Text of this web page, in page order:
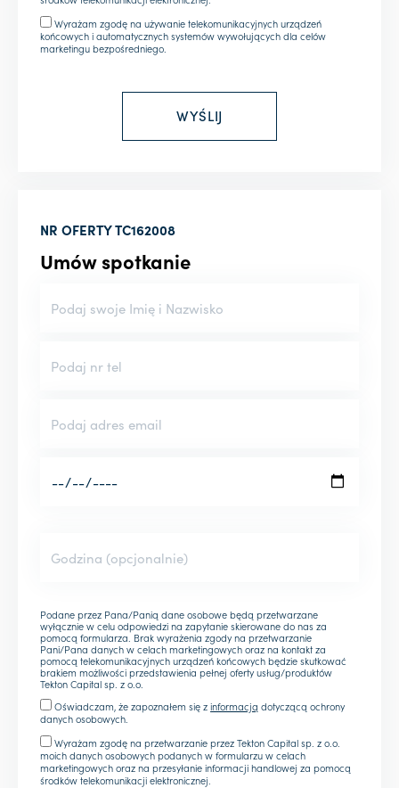
Wyrażam zgodę na używanie telekomunikacyjnych urządzeń
końcowych i automatycznych systemów wywołujących dla celów
marketingu bezpośredniego.
NR OFERTYTC162008
Umów spotkanie
Podane przez Pana/Panią dane osobowe będą przetwarzane
wyłącznie w celu odpowiedzi na zapytanie skierowane do nas za
pomocą formularza. Brak wyrażenia zgody na przetwarzanie
Pani/Pana danych w celach marketingowych oraz na kontakt za
pomocą telekomunikacyjnych urządzeń końcowych będzie skutkować
brakiem możliwości przedstawienia pełnej oferty usług/produktów
Tekton Capital sp. z o.o.
Oświadczam, że zapoznałem się zinformacją dotyczącą ochrony
danych osobowych.
Wyrażam zgodę na przetwarzanie przez Tekton Capital sp. z o.o.
moich danych osobowych podanych w formularzu w celach
marketingowych oraz na przesyłanie informacji handlowej za pomocą
środków telekomunikacji elektronicznej.